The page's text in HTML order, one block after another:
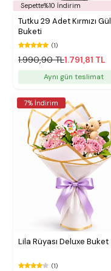
Sepette%10 İndirim
Tutku 29 Adet Kırmızı Gül
Buketi
(1)
1.990,90 TL1.791,81 TL
Aynı gün teslimat
7% İndirim
Lila Rüyası Deluxe Buket
(1)